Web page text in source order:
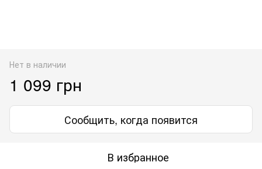
Нет в наличии
1 099 грн
Сообщить, когда появится
В избранное